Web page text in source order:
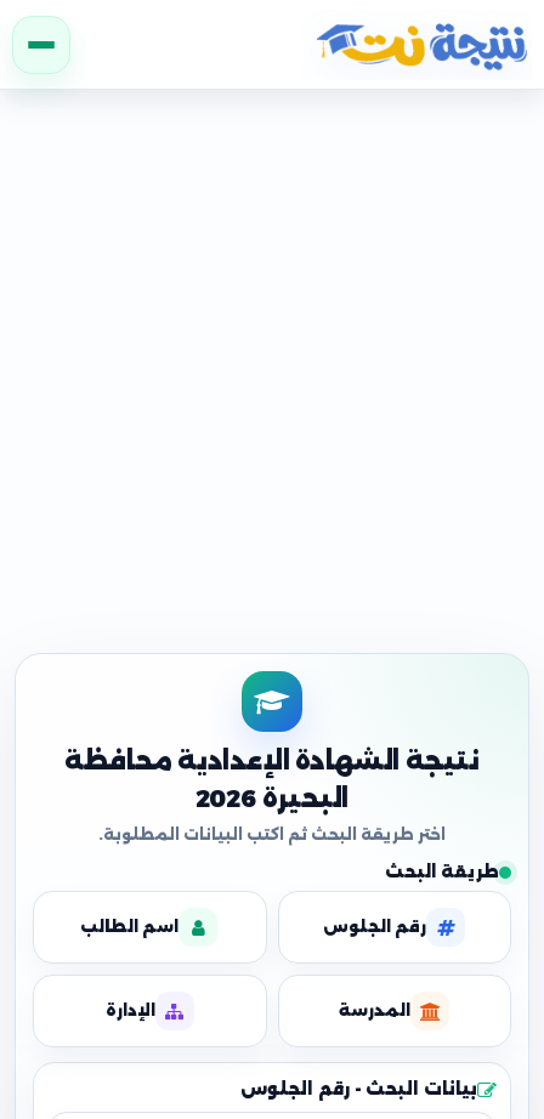
نتيجة نت
نتيجة الشهادة الإعدادية محافظة
البحيرة 2026
طريقة البحث
رقم الجلوس اسم الطالب
المدرسة الإدارة
بيانات البحث - رقم الجلوس